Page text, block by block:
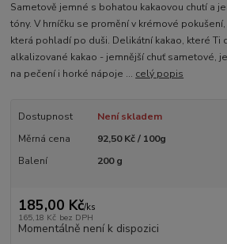
Sametově jemné s bohatou kakaovou chutí a
tóny. V hrníčku se promění v krémové
která pohladí po duši. Delikátní kakao, které Ti
alkalizované kakao - jemnější chuť sametové,
na pečení i horké nápoje ... celý popis
Dostupnost
Není skladem
Měrná cena
92,50 Kč / 100g
Balení
200 g
185,00 Kč/ks
165,18 Kč bez DPH
Momentálně není k dispozici